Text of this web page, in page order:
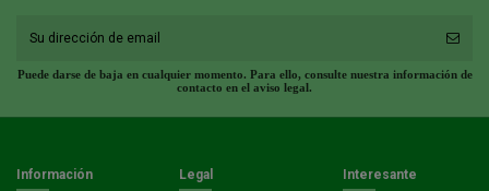
Puede darse de baja en cualquier momento. Para ello, consulte nuestra información de
contacto en el aviso legal.
Información Legal Interesante